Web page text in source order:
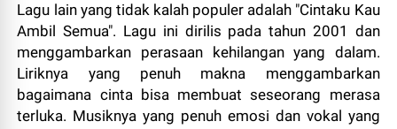
Lagu lain yang tidak kalah populer adalah "Cintaku Kau
Ambil Semua". Lagu ini dirilis pada tahun 2001 dan
menggambarkan perasaan kehilangan yang dalam.
Liriknya yang penuh makna menggambarkan
bagaimana cinta bisa membuat seseorang merasa
terluka. Musiknya yang penuh emosi dan vokal yang